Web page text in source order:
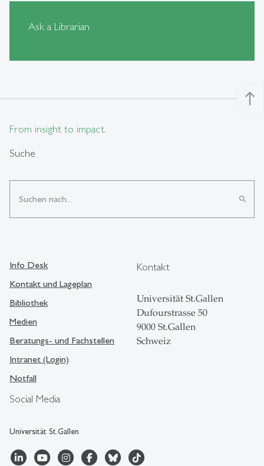
Ask a Librarian
north
From insight to impact.
Suche
search
Social Media
Universität St.Gallen
Info Desk
Kontakt und Lageplan
Bibliothek
Medien
Beratungs- und Fachstellen
Intranet (Login)
Notfall
Kontakt
Universität St.Gallen
Dufourstrasse 50
9000 St.Gallen
Schweiz